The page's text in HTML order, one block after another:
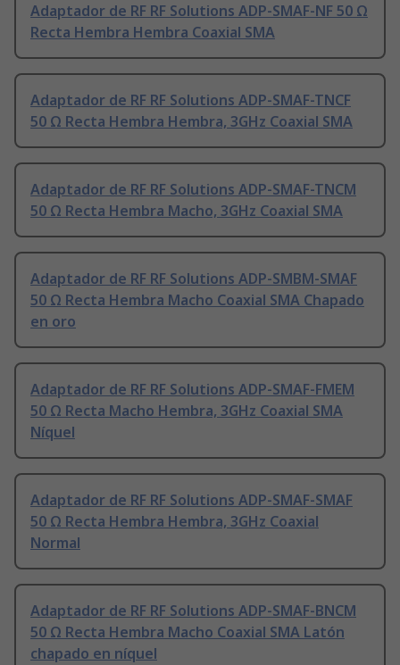
Adaptador de RF RF Solutions ADP-SMAF-NF 50 Ω
Recta Hembra Hembra Coaxial SMA
Adaptador de RF RF Solutions ADP-SMAF-TNCF
50 Ω Recta Hembra Hembra, 3GHz Coaxial SMA
Adaptador de RF RF Solutions ADP-SMAF-TNCM
50 Ω Recta Hembra Macho, 3GHz Coaxial SMA
Adaptador de RF RF Solutions ADP-SMBM-SMAF
50 Ω Recta Hembra Macho Coaxial SMA Chapado
en oro
Adaptador de RF RF Solutions ADP-SMAF-FMEM
50 Ω Recta Macho Hembra, 3GHz Coaxial SMA
Níquel
Adaptador de RF RF Solutions ADP-SMAF-SMAF
50 Ω Recta Hembra Hembra, 3GHz Coaxial
Normal
Adaptador de RF RF Solutions ADP-SMAF-BNCM
50 Ω Recta Hembra Macho Coaxial SMA Latón
chapado en níquel